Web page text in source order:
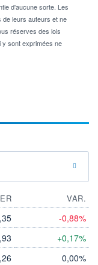
d'aucune sorte. Les
de leurs auteurs et ne
réserves des lois
y sont exprimées ne
VAR.
-0,88%
+0,17%
0,00%